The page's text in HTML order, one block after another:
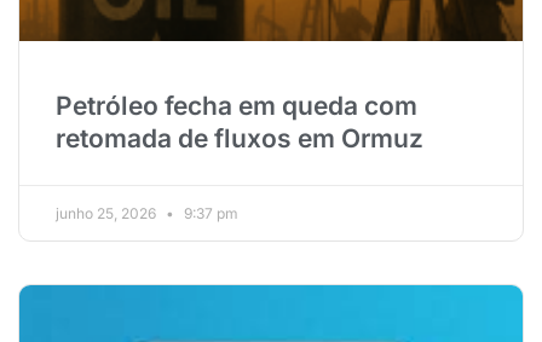
Petróleo fecha em queda com
retomada de fluxos em Ormuz
junho 25, 2026 9:37 pm